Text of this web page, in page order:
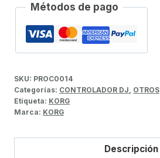
Métodos de pago
SKU: PROC0014
Categorías: CONTROLADOR DJ OTROS
Etiqueta: KORG
Marca: KORG
Descripción